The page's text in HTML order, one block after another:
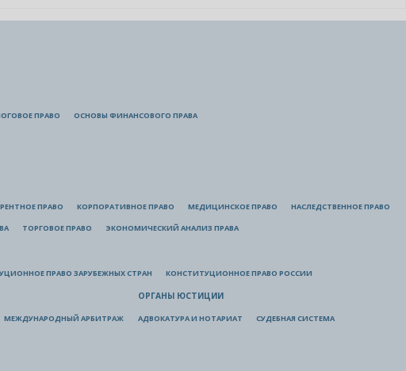
ПРАВО ОСНОВЫ ФИНАНСОВОГО ПРАВА
ПРАВО КОРПОРАТИВНОЕ ПРАВО МЕДИЦИНСКОЕ ПРАВО НАСЛЕДСТВЕННОЕ ПРАВО
ТОРГОВОЕ ПРАВО ЭКОНОМИЧЕСКИЙ АНАЛИЗ ПРАВА
ПРАВО ЗАРУБЕЖНЫХ СТРАН КОНСТИТУЦИОННОЕ ПРАВО РОССИИ
МЕЖДУНАРОДНЫЙ АРБИТРАЖ
ОРГАНЫ ЮСТИЦИИ
АДВОКАТУРА И НОТАРИАТ СУДЕБНАЯ СИСТЕМА